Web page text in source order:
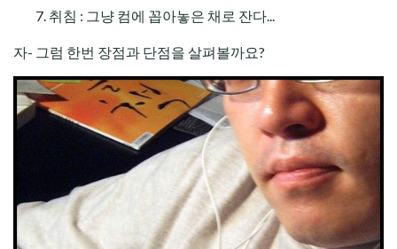
취침 : 그냥 컴에 꼽아놓은 채로 잔다...
자- 그럼 한번 장점과 단점을 살펴볼까요?